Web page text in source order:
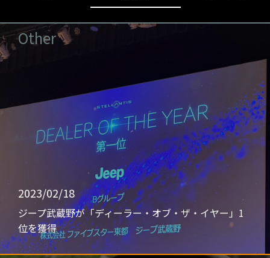
Other
2023/02/18
ジープ武蔵野が「ディーラー・オブ・ザ・イヤー」1
位を獲得